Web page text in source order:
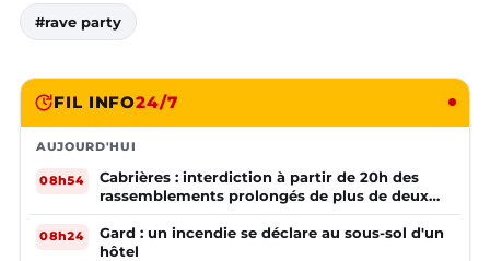
#rave party
FIL INFO24/7
AUJOURD'HUI
08h54
Cabrières : interdiction à partir de 20h des
rassemblements prolongés de plus de deux
mineurs non accompagnés d'un adulte
08h24
Gard : un incendie se déclare au sous-sol d'un
hôtel